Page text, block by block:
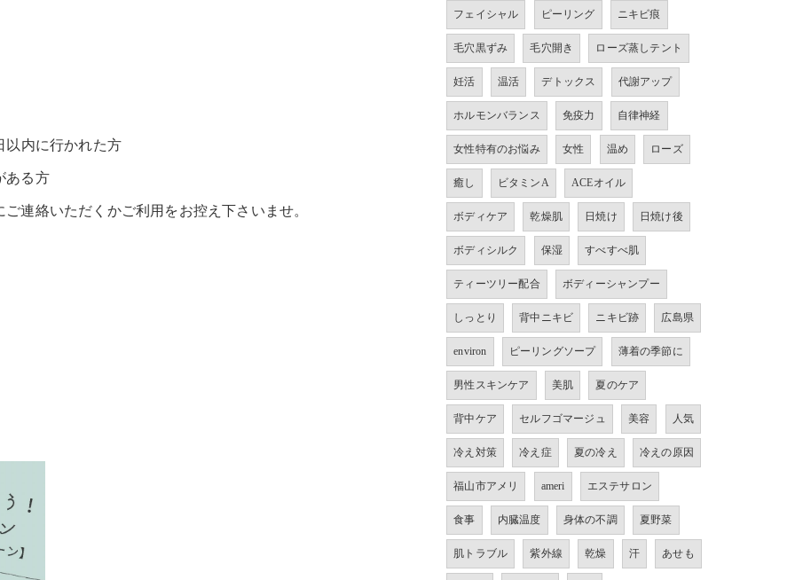
以内に行かれた方
ある方
連絡いただくかご利用をお控え下さいませ。
フェイシャル ピーリング ニキビ痕
毛穴黒ずみ 毛穴開き ローズ蒸しテント
妊活 温活 デトックス 代謝アップ
ホルモンバランス 免疫力 自律神経
女性特有のお悩み 女性 温め ローズ
癒し ビタミンA ACEオイル
ボディケア 乾燥肌 日焼け 日焼け後
ボディシルク 保湿 すべすべ肌
ティーツリー配合 ボディーシャンプー
しっとり 背中ニキビ ニキビ跡 広島県
environ ピーリングソープ 薄着の季節に
男性スキンケア 美肌 夏のケア
背中ケア セルフゴマージュ 美容 人気
冷え対策 冷え症 夏の冷え 冷えの原因
福山市アメリ ameri エステサロン
食事 内臓温度 身体の不調 夏野菜
肌トラブル 紫外線 乾燥 汗 あせも